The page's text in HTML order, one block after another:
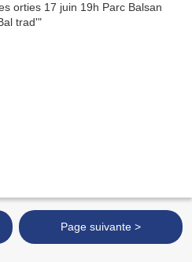
Page suivante >